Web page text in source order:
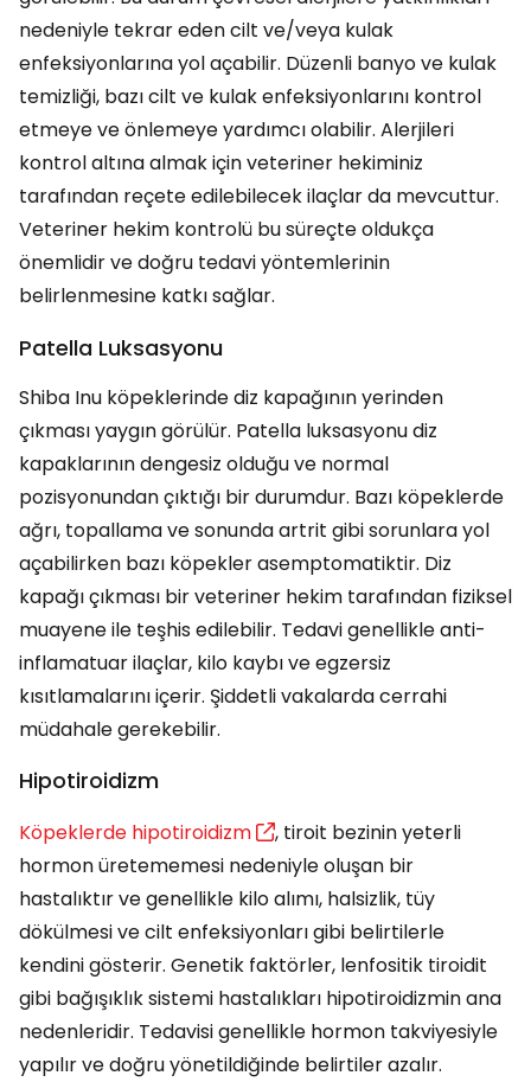
nedeniyle tekrar eden cilt ve/veya kulak
enfeksiyonlarına yol açabilir. Düzenli banyo ve kulak
temizliği, bazı cilt ve kulak enfeksiyonlarını kontrol
etmeye ve önlemeye yardımcı olabilir. Alerjileri
kontrol altına almak için veteriner hekiminiz
tarafından reçete edilebilecek ilaçlar da mevcuttur.
Veteriner hekim kontrolü bu süreçte oldukça
önemlidir ve doğru tedavi yöntemlerinin
belirlenmesine katkı sağlar.
Patella Luksasyonu
Shiba Inu köpeklerinde diz kapağının yerinden
çıkması yaygın görülür. Patella luksasyonu diz
kapaklarının dengesiz olduğu ve normal
pozisyonundan çıktığı bir durumdur. Bazı köpeklerde
ağrı, topallama ve sonunda artrit gibi sorunlara yol
açabilirken bazı köpekler asemptomatiktir. Diz
kapağı çıkması bir veteriner hekim tarafından fiziksel
muayene ile teşhis edilebilir. Tedavi genellikle anti-
inflamatuar ilaçlar, kilo kaybı ve egzersiz
kısıtlamalarını içerir. Şiddetli vakalarda cerrahi
müdahale gerekebilir.
Hipotiroidizm
Köpeklerde hipotiroidizm
, tiroit bezinin yeterli
hormon üretememesi nedeniyle oluşan bir
hastalıktır ve genellikle kilo alımı, halsizlik, tüy
dökülmesi ve cilt enfeksiyonları gibi belirtilerle
kendini gösterir. Genetik faktörler, lenfositik tiroidit
gibi bağışıklık sistemi hastalıkları hipotiroidizmin ana
nedenleridir. Tedavisi genellikle hormon takviyesiyle
yapılır ve doğru yönetildiğinde belirtiler azalır.